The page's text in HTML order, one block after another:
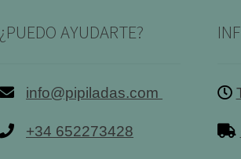
¿PUEDO AYUDARTE?
info@pipiladas.com
+34 652273428